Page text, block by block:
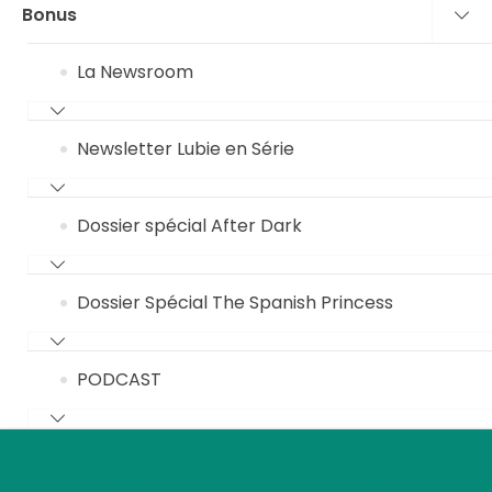
Bonus
La Newsroom
Newsletter Lubie en Série
Dossier spécial After Dark
Dossier Spécial The Spanish Princess
PODCAST